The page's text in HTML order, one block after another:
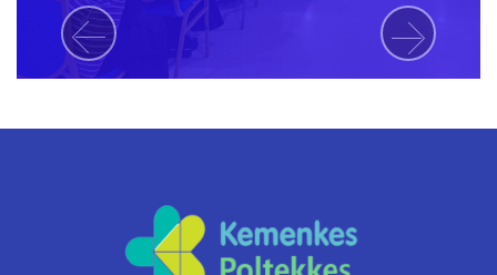
Previous Next